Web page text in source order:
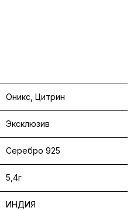
Оникс, Цитрин
Эксклюзив
Серебро 925
5,4г
ИНДИЯ